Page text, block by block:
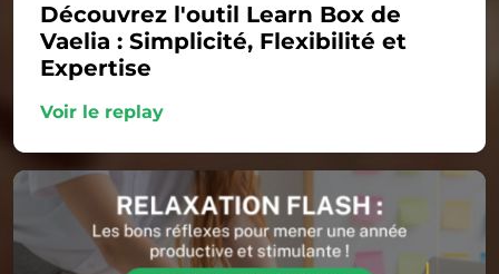
Découvrez l'outil Learn Box de
Vaelia : Simplicité, Flexibilité et
Expertise
Voir le replay